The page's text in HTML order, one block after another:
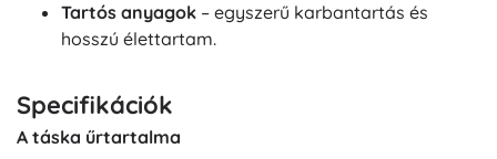
Tartós anyagok – egyszerű karbantartás és
hosszú élettartam.
Specifikációk
A táska űrtartalma